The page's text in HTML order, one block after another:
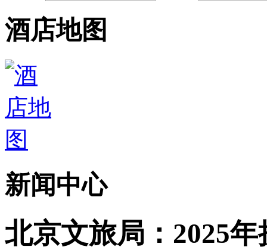
酒店地图
新闻中心
北京文旅局：2025